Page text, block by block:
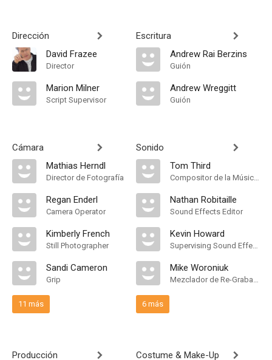
Dirección
David Frazee
Director
Marion Milner
Script Supervisor
Cámara
Mathias Herndl
Director de Fotografía
Regan Enderl
Camera Operator
Kimberly French
Still Photographer
Sandi Cameron
Grip
11 más
Producción
Escritura
Andrew Rai Berzins
Guión
Andrew Wreggitt
Guión
Sonido
Tom Third
Compositor de la Música Original, Música
Nathan Robitaille
Sound Effects Editor
Kevin Howard
Supervising Sound Effects Editor
Mike Woroniuk
Mezclador de Re-Grabación de Sonido
6 más
Costume & Make-Up